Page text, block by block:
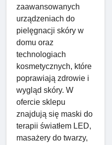
zaawansowanych
urządzeniach do
pielęgnacji skóry w
domu oraz
technologiach
kosmetycznych, które
poprawiają zdrowie i
wygląd skóry. W
ofercie sklepu
znajdują się maski do
terapii światłem LED,
masażery do twarzy,